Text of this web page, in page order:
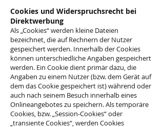
Cookies und Widerspruchsrecht bei
Direktwerbung
Als „Cookies“ werden kleine Dateien
bezeichnet, die auf Rechnern der Nutzer
gespeichert werden. Innerhalb der Cookies
können unterschiedliche Angaben gespeichert
werden. Ein Cookie dient primär dazu, die
Angaben zu einem Nutzer (bzw. dem Gerät auf
dem das Cookie gespeichert ist) während oder
auch nach seinem Besuch innerhalb eines
Onlineangebotes zu speichern. Als temporäre
Cookies, bzw. „Session-Cookies“ oder
„transiente Cookies“, werden Cookies